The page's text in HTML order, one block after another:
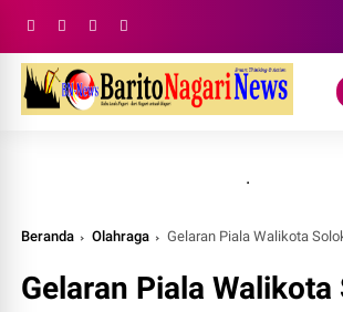
.
Beranda Olahraga Gelaran Piala Walikota Solok 2023 Antar
Gelaran Piala Walikota